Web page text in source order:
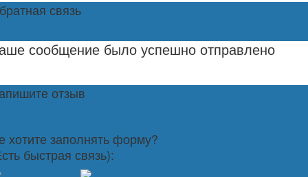
связь
сообщение было успешно отправлено
отзыв
хотите заполнять форму?
быстрая связь):